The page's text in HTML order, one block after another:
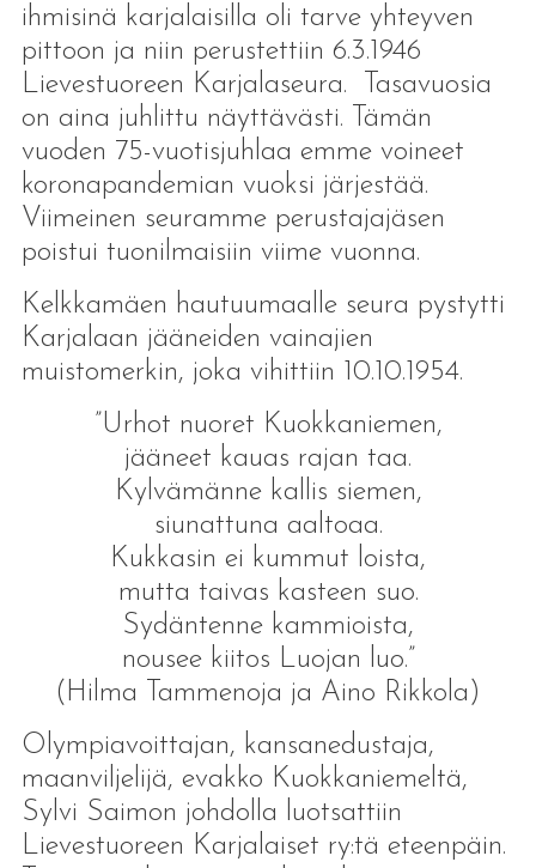
ihmisinä karjalaisilla oli tarve yhteyven
pittoon ja niin perustettiin 6.3.1946
Lievestuoreen Karjalaseura. Tasavuosia
on aina juhlittu näyttävästi. Tämän
vuoden 75-vuotisjuhlaa emme voineet
koronapandemian vuoksi järjestää.
Viimeinen seuramme perustajajäsen
poistui tuonilmaisiin viime vuonna.
Kelkkamäen hautuumaalle seura pystytti
Karjalaan jääneiden vainajien
muistomerkin, joka vihittiin 10.10.1954.
”Urhot nuoret Kuokkaniemen,
jääneet kauas rajan taa.
Kylvämänne kallis siemen,
siunattuna aaltoaa.
Kukkasin ei kummut loista,
mutta taivas kasteen suo.
Sydäntenne kammioista,
nousee kiitos Luojan luo.”
(Hilma Tammenoja ja Aino Rikkola)
Olympiavoittajan, kansanedustaja,
maanviljelijä, evakko Kuokkaniemeltä,
Sylvi Saimon johdolla luotsattiin
Lievestuoreen Karjalaiset ry:tä eteenpäin.